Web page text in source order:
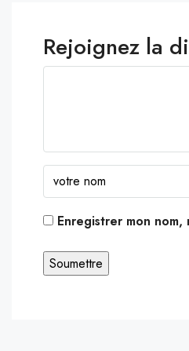
Rejoignez la
Enregistrer mon